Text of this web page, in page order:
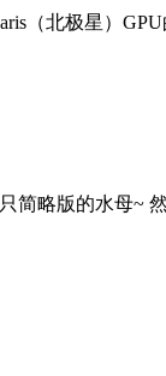
（北极星）
简略版的水母~